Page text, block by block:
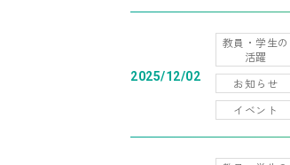
2025/12/02
教員・学生の
活躍
お知らせ
イベント